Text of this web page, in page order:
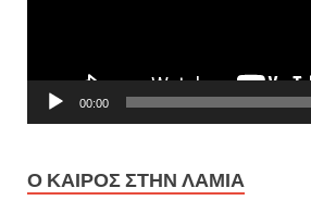
00:00
Ο ΚΑΙΡΌΣ ΣΤΗΝ ΛΑΜΊΑ